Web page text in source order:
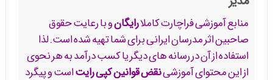
منابع آموزشی فراچارت کاملارایگانو با رعایت حقوق
صاحبین اثر مدرسان ایرانی برای شما تهیه شده است. لذا
استفاده از آن در رسانه های دیگر یا کسب درآمد به هر نحوی
از این محتوای آموزشینقض قوانین کپی رایتاست و پیگرد